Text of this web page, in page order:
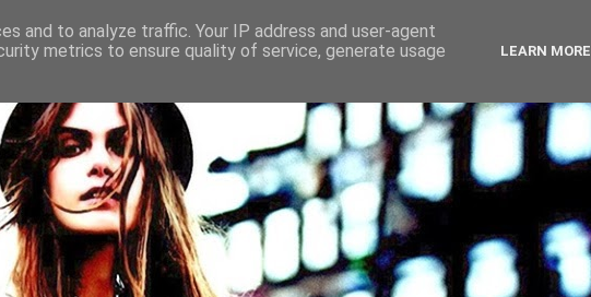
and to analyze traffic. Your IP address and user-agent
metrics to ensure quality of service, generate usage
LEARN MORE